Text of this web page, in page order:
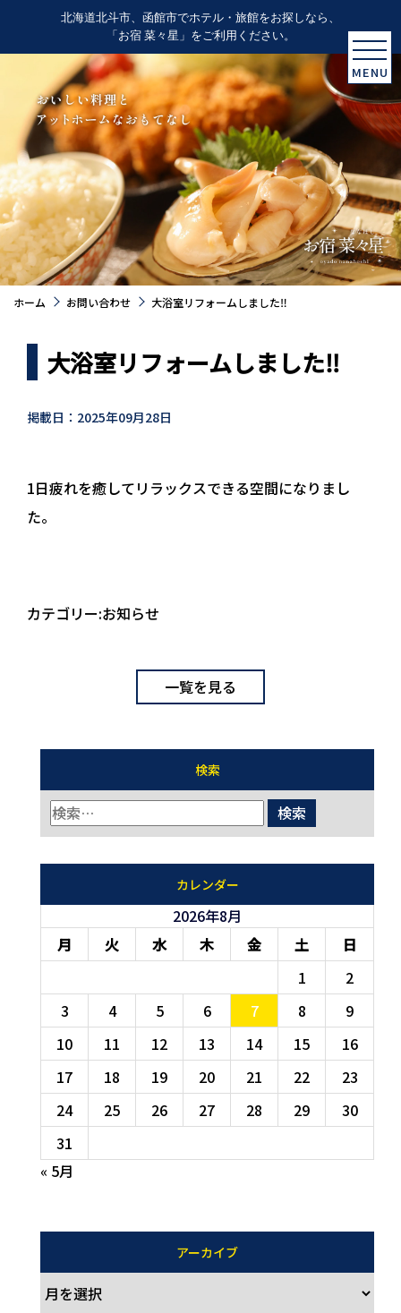
北海道北斗市、函館市でホテル・旅館をお探しなら、
「お宿 菜々星」をご利用ください。
MENU
ホーム お問い合わせ 大浴室リフォームしました‼
大浴室リフォームしました‼
掲載日：2025年09月28日
1日疲れを癒してリラックスできる空間になりまし
た。
カテゴリー:お知らせ
一覧を見る
検索
カレンダー
2026年8月
月
火 水 木 金 土
日
1
2
3
4 5 6 7 8
9
10
11 12 13 14 15
16
17
18 19 20 21 22
23
24
25 26 27 28 29
30
31
« 5月
アーカイブ